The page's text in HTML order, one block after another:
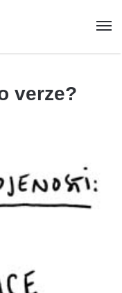
verze?